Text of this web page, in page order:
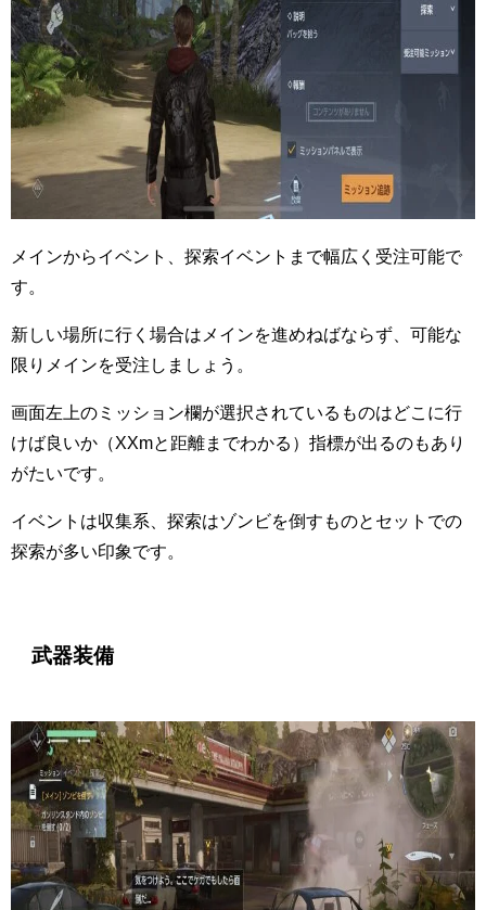
メインからイベント、探索イベントまで幅広く受注可能で
す。
新しい場所に行く場合はメインを進めねばならず、可能な
限りメインを受注しましょう。
画面左上のミッション欄が選択されているものはどこに行
けば良いか（XXmと距離までわかる）指標が出るのもあり
がたいです。
イベントは収集系、探索はゾンビを倒すものとセットでの
探索が多い印象です。
武器装備